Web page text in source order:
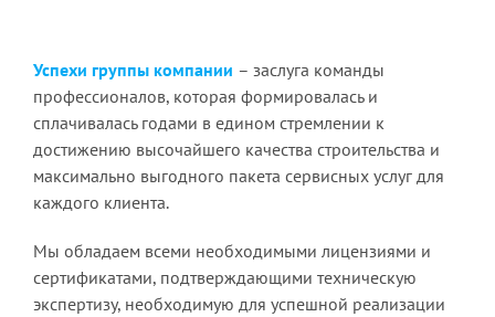
Успехи группы компании – заслуга команды
профессионалов, которая формировалась и
сплачивалась годами в едином стремлении к
достижению высочайшего качества строительства и
максимально выгодного пакета сервисных услуг для
каждого клиента.
Мы обладаем всеми необходимыми лицензиями и
сертификатами, подтверждающими техническую
экспертизу, необходимую для успешной реализации